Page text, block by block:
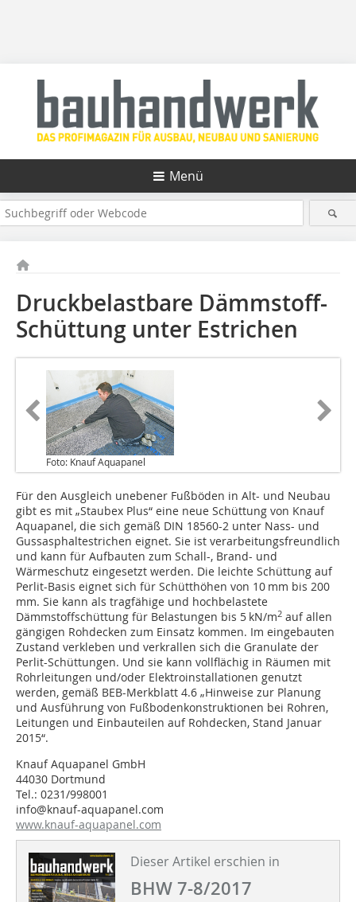
Menü
Druckbelastbare Dämmstoff-
Schüttung unter Estrichen
Foto: Knauf Aquapanel
Für den Ausgleich unebener Fußböden in Alt- und Neubau
gibt es mit „Staubex Plus“ eine neue Schüttung von Knauf
Aqua­panel, die sich gemäß DIN 18560-2 unter Nass- und
Gussasphaltestrichen eignet. Sie ist verarbeitungsfreundlich
und kann für Aufbauten zum Schall-, Brand- und
Wärmeschutz eingesetzt werden. Die leichte Schüttung auf
Perlit-Basis eignet sich für Schütt­höhen von 10 mm bis 200
mm. Sie kann als tragfähige und hochbelastete
Dämmstoffschüttung für Belastungen bis 5 kN/m2 auf allen
gängigen Rohdecken zum Einsatz kommen. Im eingebauten
Zustand ver­kleben und verkrallen sich die Granulate der
Perlit-Schüttungen. Und sie kann vollflächig in Räumen mit
Rohrleitungen und/oder Elek­troinstallationen genutzt
werden, gemäß BEB-Merkblatt 4.6 „Hinweise zur Planung
und Ausführung von Fuß­bodenkonstruktionen bei Rohren,
Leitungen und Einbauteilen auf Rohdecken, Stand Januar
2015“.
Knauf Aquapanel GmbH
44030 Dortmund
Tel.: 0231/998001
info@knauf-aquapanel.com
www.knauf-aquapanel.com
Dieser Artikel erschien in
BHW 7-8/2017